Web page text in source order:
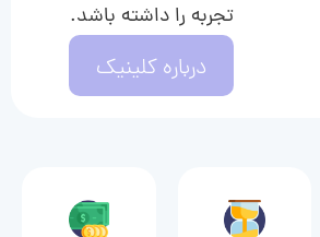
تجربه را داشته باشد.
درباره کلینیک